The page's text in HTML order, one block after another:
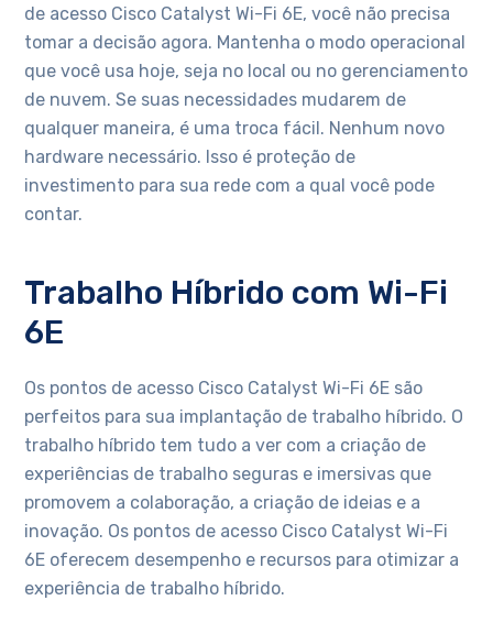
de acesso Cisco Catalyst Wi-Fi 6E, você não precisa
tomar a decisão agora. Mantenha o modo operacional
que você usa hoje, seja no local ou no gerenciamento
de nuvem. Se suas necessidades mudarem de
qualquer maneira, é uma troca fácil. Nenhum novo
hardware necessário. Isso é proteção de
investimento para sua rede com a qual você pode
contar.
Trabalho Híbrido com Wi-Fi
6E
Os pontos de acesso Cisco Catalyst Wi-Fi 6E são
perfeitos para sua implantação de trabalho híbrido. O
trabalho híbrido tem tudo a ver com a criação de
experiências de trabalho seguras e imersivas que
promovem a colaboração, a criação de ideias e a
inovação. Os pontos de acesso Cisco Catalyst Wi-Fi
6E oferecem desempenho e recursos para otimizar a
experiência de trabalho híbrido.